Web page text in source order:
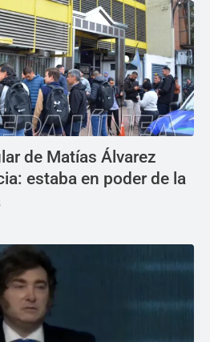
de Matías Álvarez
estaba en poder de la